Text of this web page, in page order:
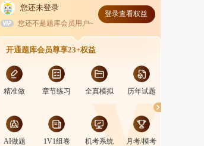
您还未登录
您还不是题库会员用户~
登录查看权益
开通题库会员尊享23+权益
精准做 章节练习 全真模拟 历年试题
AI做题 1V1组卷 机考系统 月考/模考